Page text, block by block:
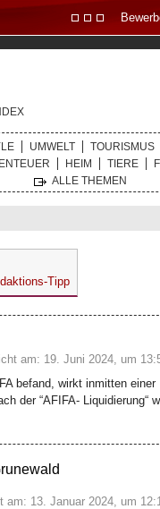
UMWELT TOURISMUS
HEIM TIERE
ALLE THEMEN
Tipp
am: 19. Juni 2024, um
befand, wirkt inmitten einer
der “AFIFA- Liquidierung“
am: 13. Januar 2024, um